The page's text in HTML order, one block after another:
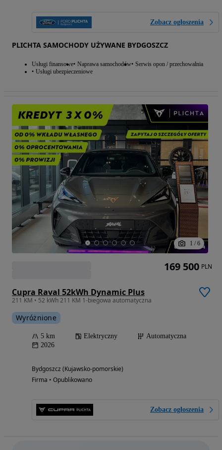
Zobacz ogłoszenia
PLICHTA SAMOCHODY UŻYWANE BYDGOSZCZ
Usługi finansowe Naprawa samochodów Serwis opon / przechowalnia
Usługi ubezpieczeniowe
1 / 6
Cupra Raval 52kWh Dynamic Plus
211 KM • 52 kWh 211 KM 1-biegowa automatyczna
Wyróżnione
5 km Elektryczny
Automatyczna
2026
Bydgoszcz (Kujawsko-pomorskie)
Firma • Opublikowano
Zobacz ogłoszenia
169 500 PLN